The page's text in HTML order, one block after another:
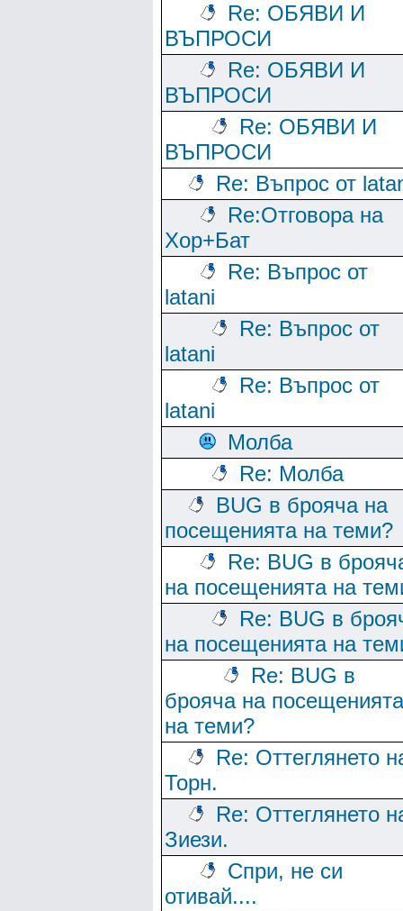
Re: ОБЯВИ И
ВЪПРОСИ
Re: ОБЯВИ И
ВЪПРОСИ
Re: ОБЯВИ И
ВЪПРОСИ
Re: Въпрос от
Re:Отговора на
Хор+Бат
Re: Въпрос от
latani
Re: Въпрос от
latani
Re: Въпрос от
latani
Молба
Re: Молба
BUG в брояча на
посещенията на теми?
Re: BUG в
на посещенията на
Re: BUG в
на посещенията на
Re: BUG в
брояча на посещенията
на теми?
Re: Оттеглянето
Торн.
Re: Оттеглянето
Зиези.
Спри, не си
отивай....